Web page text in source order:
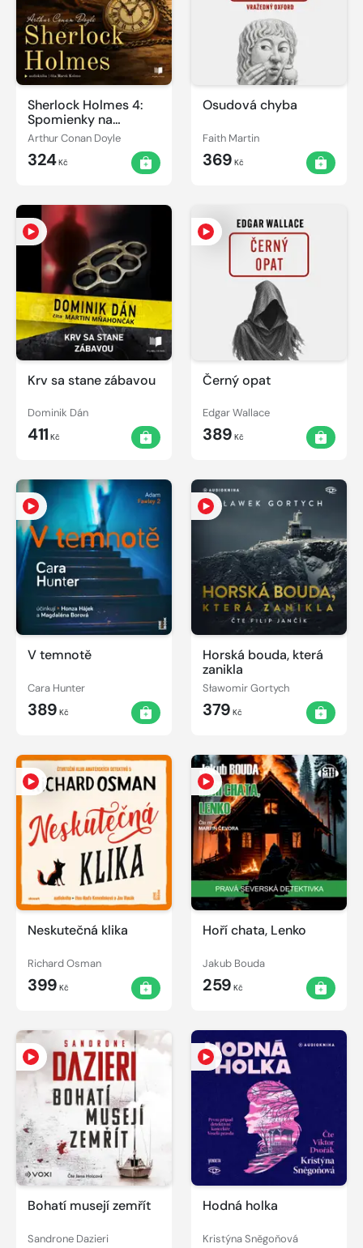
Sherlock Holmes 4:
Spomienky na
Sherlocka Holmesa
Arthur Conan Doyle
324Kč
Osudová chyba
Faith Martin
369 Kč
Krv sa stane zábavou
Dominik Dán
411 Kč
Černý opat
Edgar Wallace
389 Kč
V temnotě
Cara Hunter
389 Kč
Horská bouda, která
zanikla
Sławomir Gortych
379 Kč
Neskutečná klika
Richard Osman
399 Kč
Hoří chata, Lenko
Jakub Bouda
259 Kč
Bohatí musejí zemřít
Sandrone Dazieri
Hodná holka
Kristýna Sněgoňová